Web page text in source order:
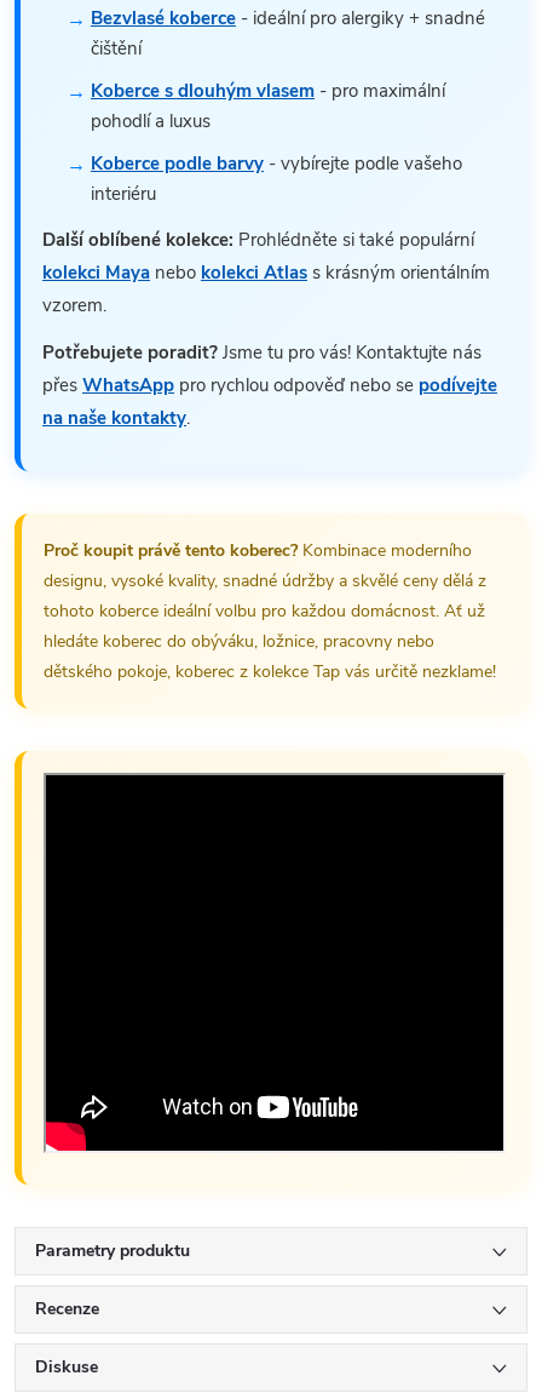
Bezvlasé koberce - ideální pro alergiky + snadné
čištění
Koberce s dlouhým vlasem - pro maximální
pohodlí a luxus
Koberce podle barvy - vybírejte podle vašeho
interiéru
Další oblíbené kolekce: Prohlédněte si také populární
kolekci Maya nebo kolekci Atlas s krásným orientálním
vzorem.
Potřebujete poradit? Jsme tu pro vás! Kontaktujte nás
přes WhatsApp pro rychlou odpověď nebo se podívejte
na naše kontakty.
Proč koupit právě tento koberec?Kombinace moderního
designu, vysoké kvality, snadné údržby a skvělé ceny dělá z
tohoto koberce ideální volbu pro každou domácnost. Ať už
hledáte koberec do obýváku, ložnice, pracovny nebo
dětského pokoje, koberec z kolekce Tap vás určitě nezklame!
Parametry produktu
Recenze
Diskuse